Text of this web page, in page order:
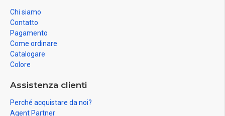
Chi siamo
Contatto
Pagamento
Come ordinare
Catalogare
Colore
Assistenza clienti
Perché acquistare da noi?
Agent Partner